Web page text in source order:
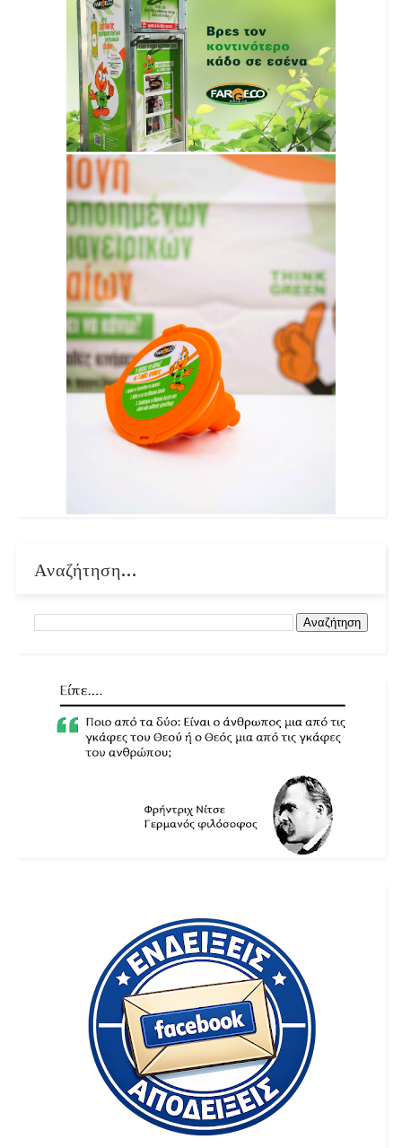
Αναζήτηση...